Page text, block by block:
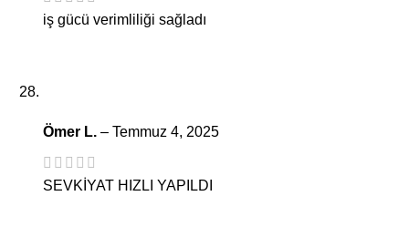
iş gücü verimliliği sağladı
Ömer L. – Temmuz 4, 2025
SEVKİYAT HIZLI YAPILDI